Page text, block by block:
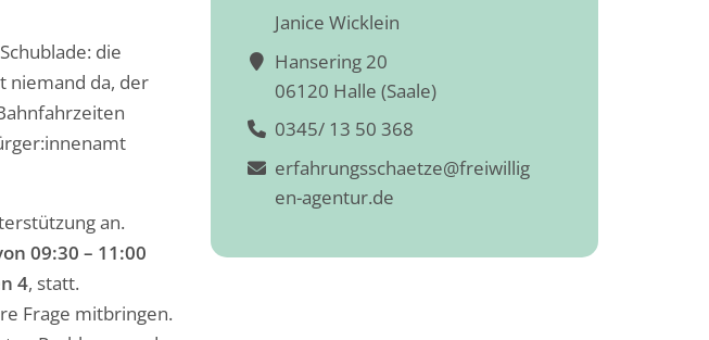
die
niemand da, der
an.
09:30 – 11:00
4, statt.
Frage mitbringen.
Janice Wicklein
Hansering 20
06120 Halle (Saale)
0345/ 13 50 368
erfahrungsschaetze@freiwillig
en-agentur.de